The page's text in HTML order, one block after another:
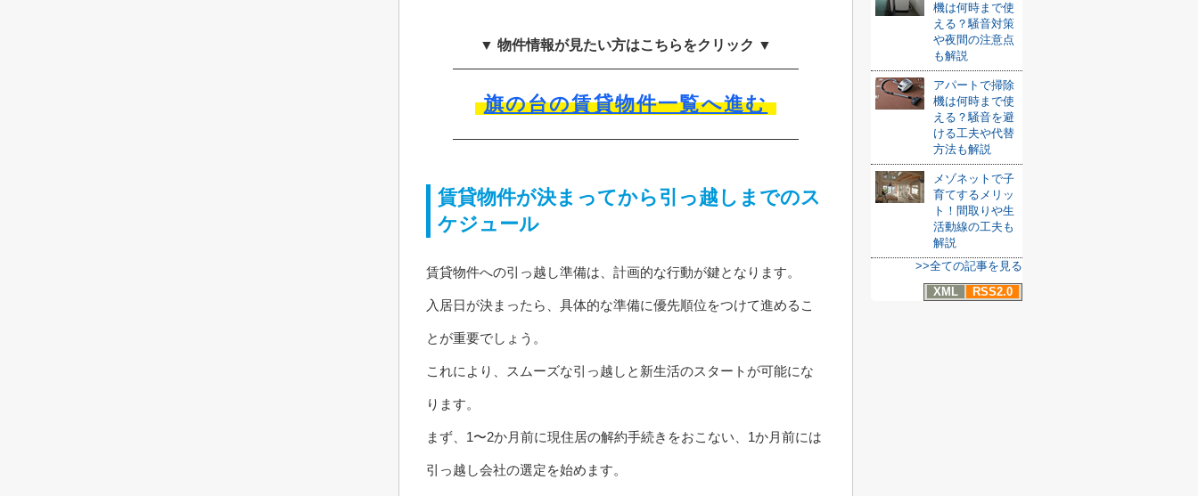
▼ 物件情報が見たい方はこちらをクリック ▼
旗の台の賃貸物件一覧へ進む
賃貸物件が決まってから引っ越しまでのス
ケジュール
賃貸物件への引っ越し準備は、計画的な行動が鍵となります。
入居日が決まったら、具体的な準備に優先順位をつけて進めるこ
とが重要でしょう。
これにより、スムーズな引っ越しと新生活のスタートが可能にな
ります。
まず、1〜2か月前に現住居の解約手続きをおこない、1か月前には
引っ越し会社の選定を始めます。
機は何時まで使
える？騒音対策
や夜間の注意点
も解説
アパートで掃除
機は何時まで使
える？騒音を避
ける工夫や代替
方法も解説
メゾネットで子
育てするメリッ
ト！間取りや生
活動線の工夫も
解説
>>全ての記事を見る
XML
RSS2.0